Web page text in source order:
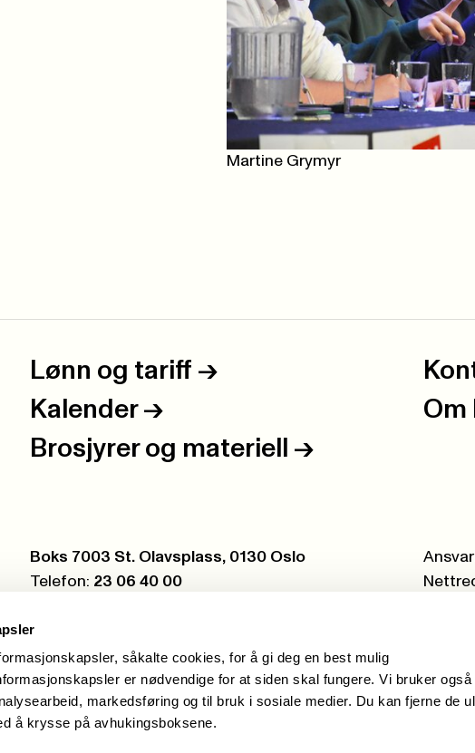
såkalte cookies, for å gi deg en best mulig
er nødvendige for at siden skal fungere. Vi bruker også
markedsføring og til bruk i sosiale medier. Du kan fjerne de
å krysse på avhukingsboksene.
Martine Grymyr
Lønn og tariff ->
Kalender -> Om
Brosjyrer og materiell ->
Postboks:
Boks 7003 St. Olavsplass, 0130 Oslo
Telefon: 23 06 40 00